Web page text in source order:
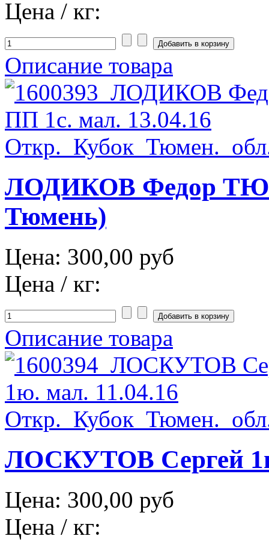
Цена / кг:
Описание товара
ЛОДИКОВ Федор
Тюмень)
Цена: 300,00 руб
Цена / кг:
Описание товара
ЛОСКУТОВ Сергей
Цена: 300,00 руб
Цена / кг: